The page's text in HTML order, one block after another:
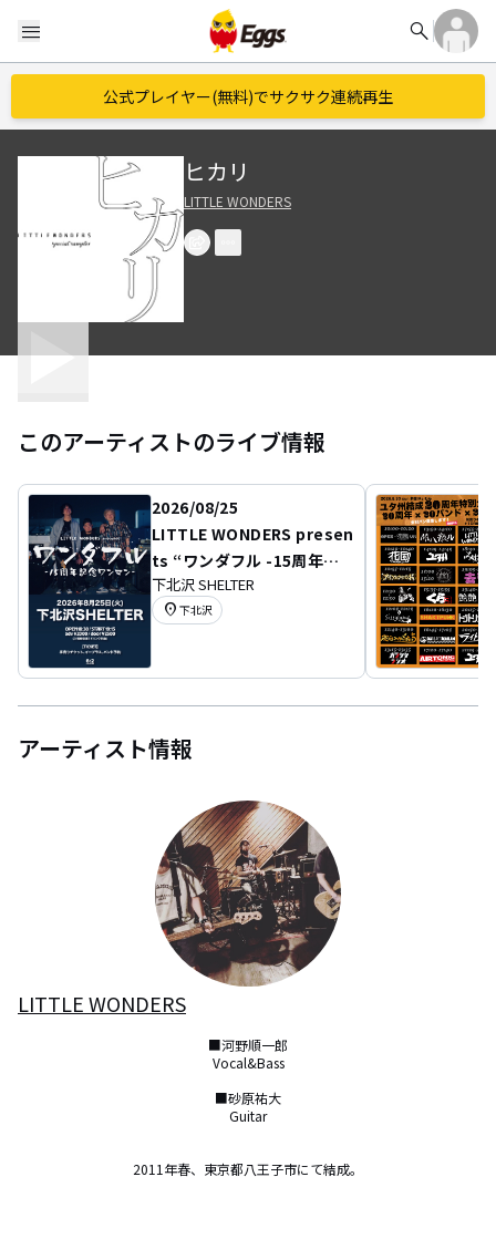
menu search
公式プレイヤー(無料)でサクサク連続再生
ヒカリ
LITTLE WONDERS
このアーティストのライブ情報
2026/08/25
LITTLE WONDERS presen
ts “ワンダフル -15周年記
念ワンマン-“
下北沢 SHELTER
location_on 下北沢
アーティスト情報
LITTLE WONDERS
■河野順一郎
Vocal&Bass
■砂原祐大
Guitar
2011年春、東京都八王子市にて結成。